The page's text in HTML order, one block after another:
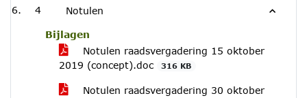
4 Notulen
Bijlagen
Notulen raadsvergadering 15 oktober
2019 (concept).doc
316 KB
Notulen raadsvergadering 30 oktober